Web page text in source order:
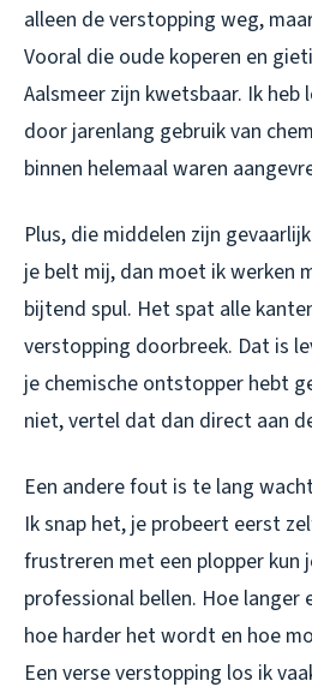
alleen de verstopping weg,
Vooral die oude koperen en
Aalsmeer zijn kwetsbaar. Ik heb
door jarenlang gebruik van
binnen helemaal waren
Plus, die middelen zijn
je belt mij, dan moet ik werken
bijtend spul. Het spat alle
verstopping doorbreek. Dat is
je chemische ontstopper hebt
niet, vertel dat dan direct aan
Een andere fout is te lang
Ik snap het, je probeert eerst
frustreren met een plopper kun
professional bellen. Hoe langer
hoe harder het wordt en hoe
Een verse verstopping los ik